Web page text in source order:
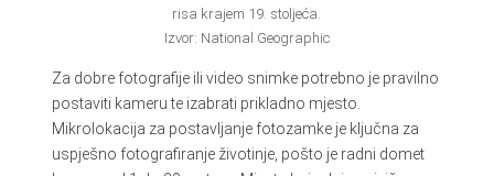
risa krajem 19. stoljeća.
Izvor: National Geographic
Za dobre fotografije ili video snimke potrebno je pravilno
postaviti kameru te izabrati prikladno mjesto.
Mikrolokacija za postavljanje fotozamke je ključna za
uspješno fotografiranje životinje, pošto je radni domet